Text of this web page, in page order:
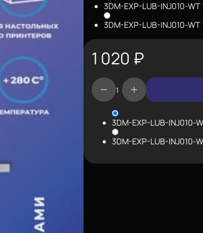
3DM-EXP-LUB-INJ010-WT
3DM-EXP-LUB-INJ010-WT
1 020 ₽
3DM-EXP-LUB-INJ010-
3DM-EXP-LUB-INJ010-